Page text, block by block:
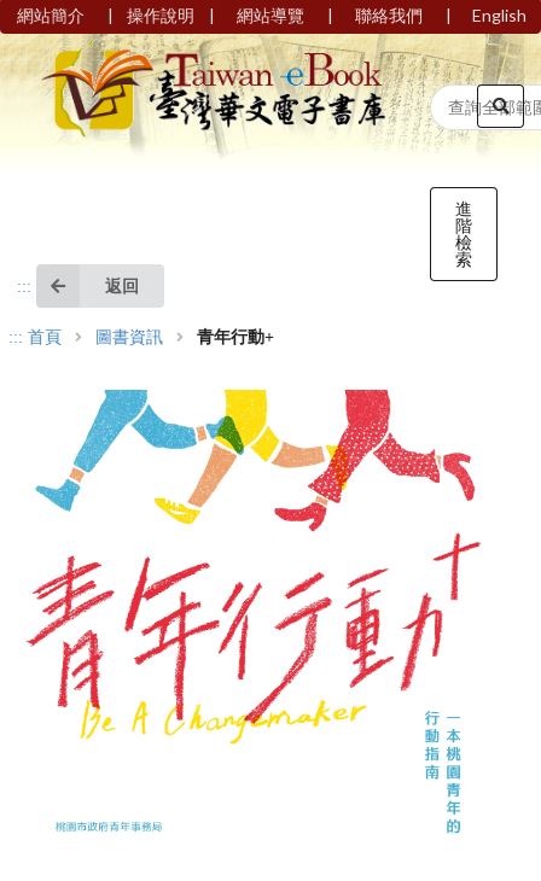
網站簡介 | 操作說明 | 網站導覽 | 聯絡我們 | English
進
階
檢
索
::: 返回
::: 首頁 圖書資訊 青年行動+